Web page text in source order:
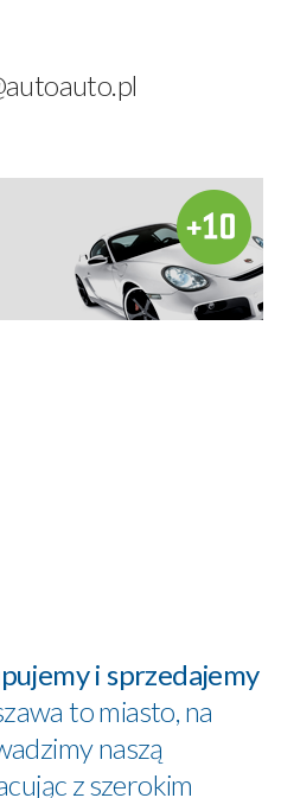
i sprzedajemy
to miasto, na
naszą
z szerokim